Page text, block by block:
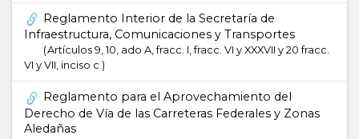
Reglamento Interior de la Secretaría de
Infraestructura, Comunicaciones y Transportes
Artículos 9, 10, ado A, fracc. I, fracc. VI y XXXVII y 20 fracc.
VI y VII, inciso c
Reglamento para el Aprovechamiento del
Derecho de Vía de las Carreteras Federales y Zonas
Aledañas